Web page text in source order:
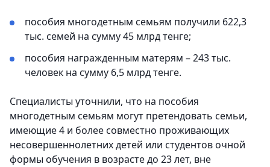
пособия многодетным семьям получили 622,3
тыс. семей на сумму 45 млрд тенге;
пособия награжденным матерям – 243 тыс.
человек на сумму 6,5 млрд тенге.
Специалисты уточнили, что на пособия
многодетным семьям могут претендовать семьи,
имеющие 4 и более совместно проживающих
несовершеннолетних детей или студентов очной
формы обучения в возрасте до 23 лет, вне